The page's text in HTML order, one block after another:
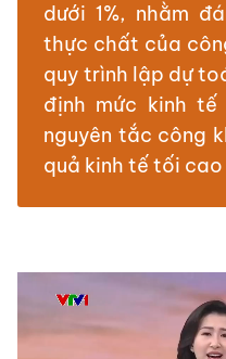
dưới 1%, nhằm
thực chất của
quy trình lập dự
định mức kinh
nguyên tắc công
quả kinh tế tối